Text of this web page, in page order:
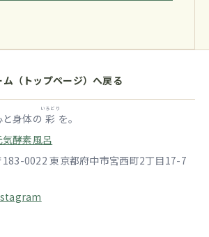
ム（トップページ）へ戻る
身体の 彩
いろどり
を。
酵素風呂
0022 東京都府中市宮西町2丁目17-7